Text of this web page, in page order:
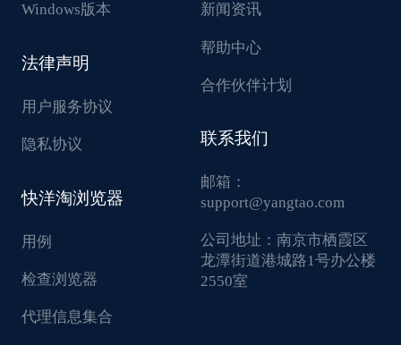
Windows版本
法律声明
用户服务协议
隐私协议
快洋淘浏览器
用例
检查浏览器
代理信息集合
新闻资讯
帮助中心
合作伙伴计划
联系我们
邮箱：
support@yangtao.com
公司地址： 南京市栖霞区
龙潭街道港城路1号办公楼
2550室